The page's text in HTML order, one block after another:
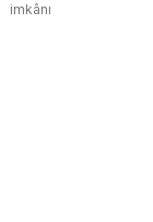
imkânı